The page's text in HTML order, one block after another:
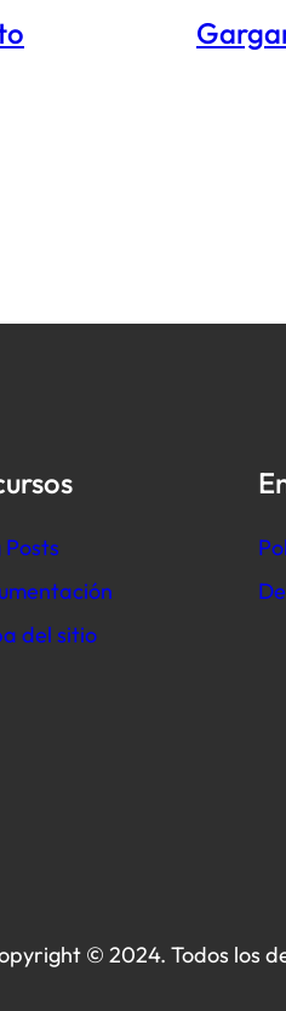
Posts
del sitio
© 2024. Todos los